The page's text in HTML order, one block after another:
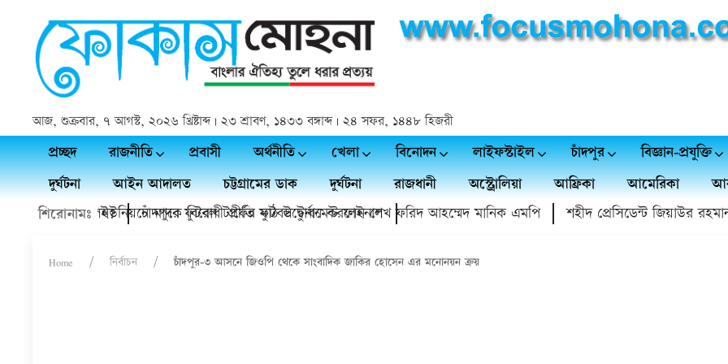
আজ, শুক্রবার, ৭ আগস্ট, ২০২৬ খ্রিষ্টাব্দ | ২৩ শ্রাবণ, ১৪৩৩ বঙ্গাব্দ | ২৪ সফর, ১৪৪৮ হিজরী
প্রচ্ছদ রাজনীতি প্রবাসী অর্থনীতি খেলা বিনোদন লাইফস্টাইল চাঁদপুর বিজ্ঞান-প্রযুক্তি
দুর্ঘটনা
আইন আদালত চট্টগ্রামের ডাক দুর্ঘটনা রাজধানী অস্ট্রোলিয়া আফ্রিকা আমেরিকা
শিরোনামঃ
চলে গেলেন? চাঁদপুরে ফুটবল টার্ফের মাঠ উদ্বোধন করলেন শেখ ফরিদ আহম্মেদ মানিক এমপি শহীদ প্রেসিডেন্ট জিয়াউর রহমান
কাদলা ইউনিয়নে মাদক বিরোধী প্রীতি ফুটবল টুর্নামেন্ট ফাইনাল
Home নির্বাচন চাঁদপুর-৩ আসনে জিওপি থেকে সাংবাদিক জাকির হোসেন এর মনোনয়ন ক্রয়